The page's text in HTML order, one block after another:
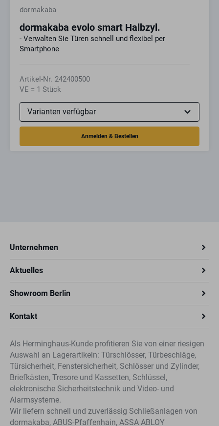
dormakaba
dormakaba evolo smart Halbzyl.
- Verwalten Sie Türen schnell und flexibel per
Smartphone
Artikel-Nr. 242400500
VE = 1 Stück
Unternehmen
Aktuelles
Showroom Berlin
Kontakt
Als Herminghaus-Kunde profitieren Sie von einer riesigen
Auswahl an Lagerartikeln: Türschlösser, Türbeschläge,
Türsicherheit, Fenstersicherheit, Schlösser und Zylinder,
Briefkästen, Tresore und Kassetten, Schlüssel,
elektronische Sicherheitstechnik und Video- und
Alarmsysteme.
Wir liefern schnell und zuverlässig Schließanlagen von
dormakaba, ABUS-Pfaffenhain, ASSA ABLOY